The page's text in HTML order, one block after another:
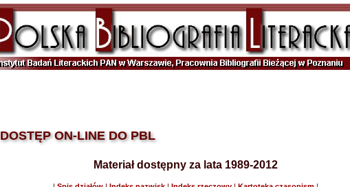
DOSTĘP ON-LINE DO PBL
Materiał dostępny za lata 1989-2012